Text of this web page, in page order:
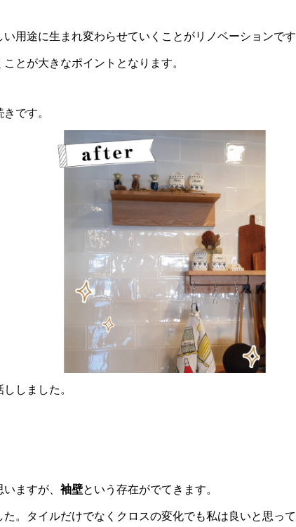
用途に生まれ変わらせていくことがリノベーションです
とが大きなポイントとなります。
きです。
ししました。
いますが、袖壁という存在がでてきます。
。タイルだけでなくクロスの変化でも私は良いと思って